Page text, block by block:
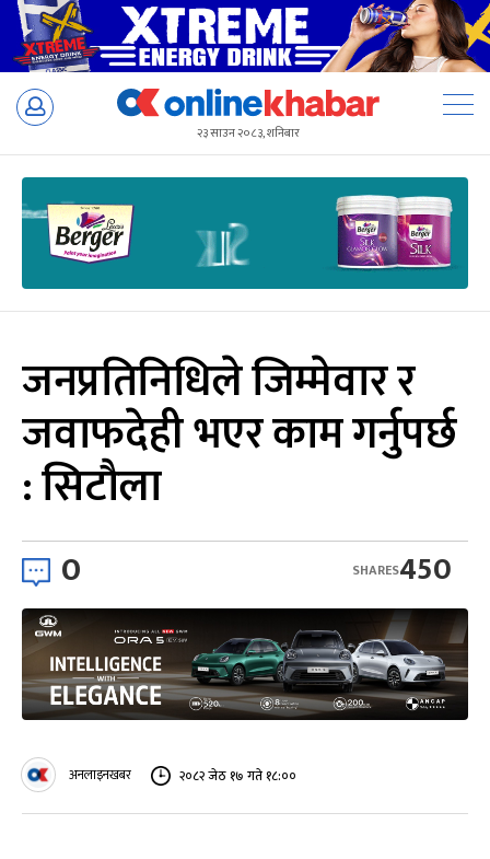
Skip
२३ साउन २०८३, शनिबार
जनप्रतिनिधिले जिम्मेवार र
जवाफदेही भएर काम गर्नुपर्छ
: सिटौला
0 450
SHARES
अनलाइनखबर २०८२ जेठ १७ गते १८:००